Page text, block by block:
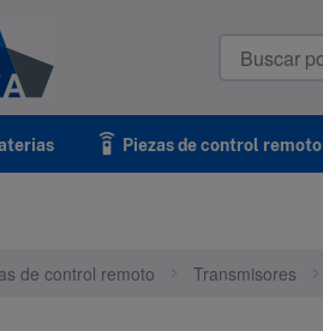
settings_remote Piezas de control remoto
de control remoto Transmisores